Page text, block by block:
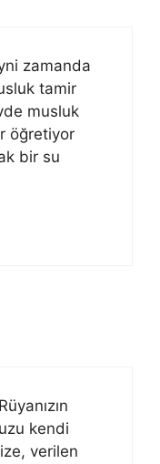
zamanda
tamir
musluk
öğretiyor
bir su
kendi
verilen